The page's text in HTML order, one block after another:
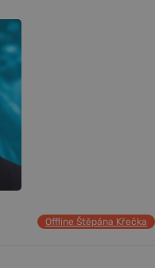
Offline Štěpána Křečka